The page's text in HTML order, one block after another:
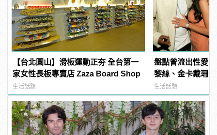
【台北圓山】滑板運動正夯 全台第一
家女性長板專賣店 Zaza Board Shop
生活話題
盤點曾流出性愛
黎絲、金卡戴珊
manfashion這樣
生活話題